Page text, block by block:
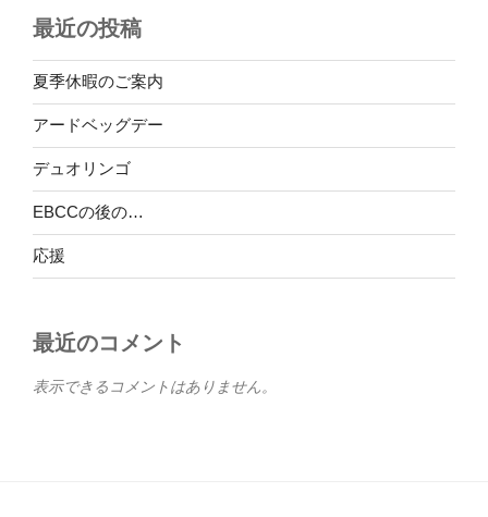
最近の投稿
夏季休暇のご案内
アードベッグデー
デュオリンゴ
EBCCの後の…
応援
最近のコメント
表示できるコメントはありません。